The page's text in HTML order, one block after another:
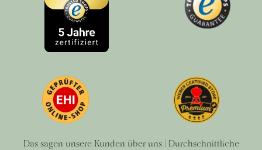
Das sagen unsere Kunden über uns | Durchschnittliche